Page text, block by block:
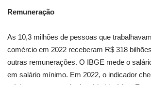
Remuneração
As 10,3 milhões de pessoas que
comércio em 2022 receberam R$ 318
outras remunerações. O IBGE mede o
em salário mínimo. Em 2022, o indicador